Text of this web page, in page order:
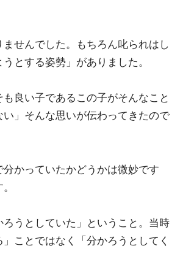
せんでした。もちろん叱られはし
とする姿勢」がありました。
良い子であるこの子がそんなこと
」そんな思いが伝わってきたので
かっていたかどうかは微妙です
うとしていた」ということ。当時
ことではなく「分かろうとしてく